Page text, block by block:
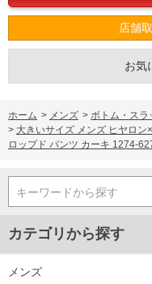
店舗
お気
ホーム > メンズ > ボトム・スラ
> 大きいサイズ メンズ ヒヤロン
ロップド パンツ カーキ 1274-
キーワードから探す
カテゴリから探す
メンズ